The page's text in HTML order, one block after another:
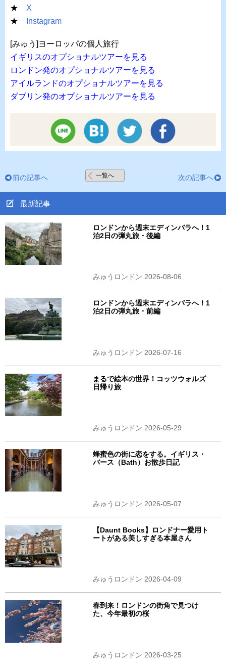
★ X
★
Instagram
[みゅう]ヨーロッパの個人旅行
イギリスのオプショナルツアーを見る
ロンドン発のオプショナルツアーを見る
アイルランドのオプショナルツアーを見る
ダブリン発のオプショナルツアーを見る
前の記事へ 一覧へ 次の記事へ
最新記事
ロンドンから週末エディンバラへ！1
泊2日の弾丸旅・後編
みゅうロンドン 2026-08-06
ロンドンから週末エディンバラへ！1
泊2日の弾丸旅・前編
みゅうロンドン 2026-07-16
まるで絵本の世界！コッツウォルズ
日帰り旅
みゅうロンドン 2026-05-29
蜂蜜色の街に恋をする。イギリス・
バース（Bath）お散歩日記
みゅうロンドン 2026-05-07
【Daunt Books】ロンドナー愛用ト
ートがある美しすぎる本屋さん
みゅうロンドン 2026-04-09
春到来！ロンドンの街角で見つけ
た、今年最初の桜
みゅうロンドン 2026-03-25